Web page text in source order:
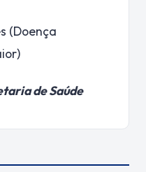
(Doença
de Saúde